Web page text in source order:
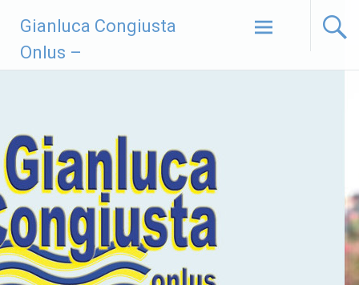
contenuto
Gianluca Congiusta
Onlus –